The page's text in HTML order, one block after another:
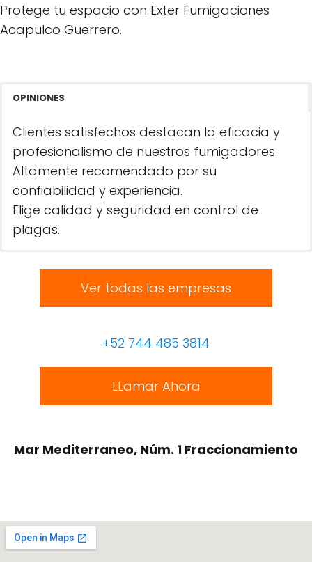
Protege tu espacio con Exter Fumigaciones
Acapulco Guerrero.
OPINIONES
Clientes satisfechos destacan la eficacia y
profesionalismo de nuestros fumigadores.
Altamente recomendado por su
confiabilidad y experiencia.
Elige calidad y seguridad en control de
plagas.
Ver todas las empresas
+52 744 485 3814
LLamar Ahora
Mar Mediterraneo, Núm. 1 Fraccionamiento